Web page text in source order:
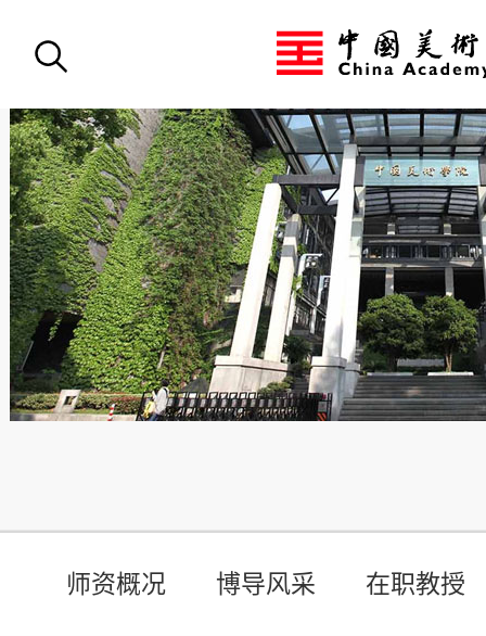
师资概况 博导风采 在职教授